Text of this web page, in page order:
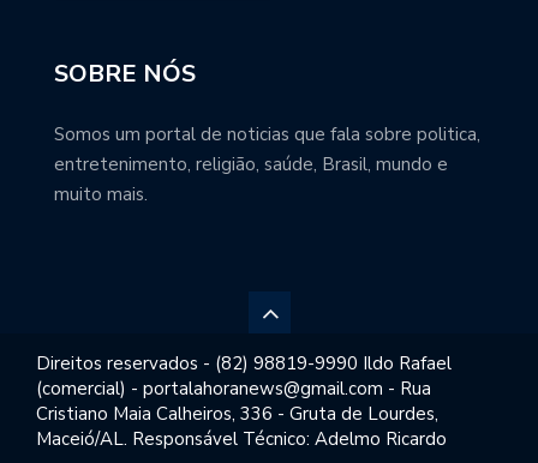
SOBRE NÓS
Somos um portal de noticias que fala sobre politica,
entretenimento, religião, saúde, Brasil, mundo e
muito mais.
Direitos reservados - (82) 98819-9990 Ildo Rafael
(comercial) - portalahoranews@gmail.com - Rua
Cristiano Maia Calheiros, 336 - Gruta de Lourdes,
Maceió/AL. Responsável Técnico: Adelmo Ricardo